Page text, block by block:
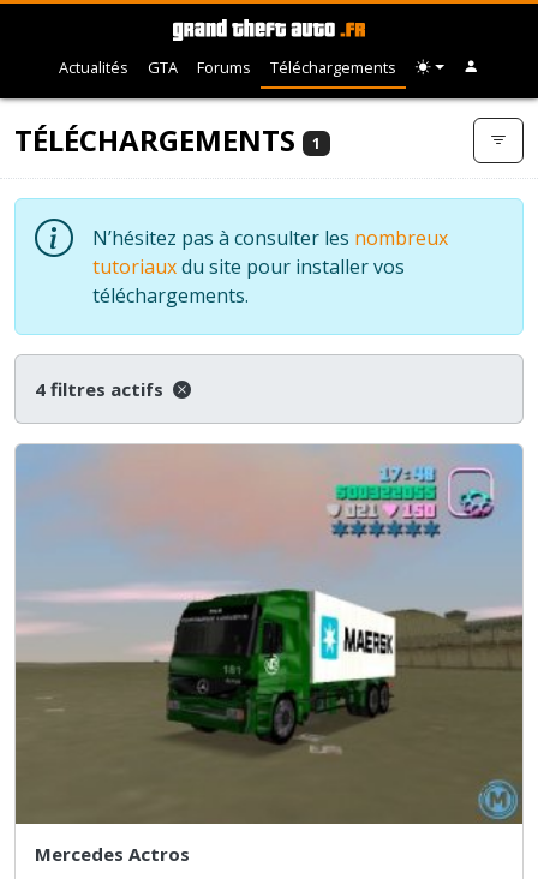
Actualités GTA Forums Téléchargements
TÉLÉCHARGEMENTS 1
N’hésitez pas à consulter les nombreux
tutoriauxdu site pour installer vos
téléchargements.
4 filtres actifs
Mercedes Actros